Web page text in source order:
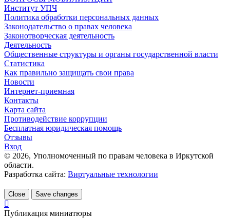
Институт УПЧ
Политика обработки персональных данных
Законодательство о правах человека
Законотворческая деятельность
Деятельность
Общественные структуры и органы государственной власти
Статистика
Как правильно защищать свои права
Новости
Интернет-приемная
Контакты
Карта сайта
Противодействие коррупции
Бесплатная юридическая помощь
Отзывы
Вход
© 2026, Уполномоченный по правам человека в Иркутской
области.
Разработка сайта: Виртуальные технологии
Close Save changes
Публикация миниатюры